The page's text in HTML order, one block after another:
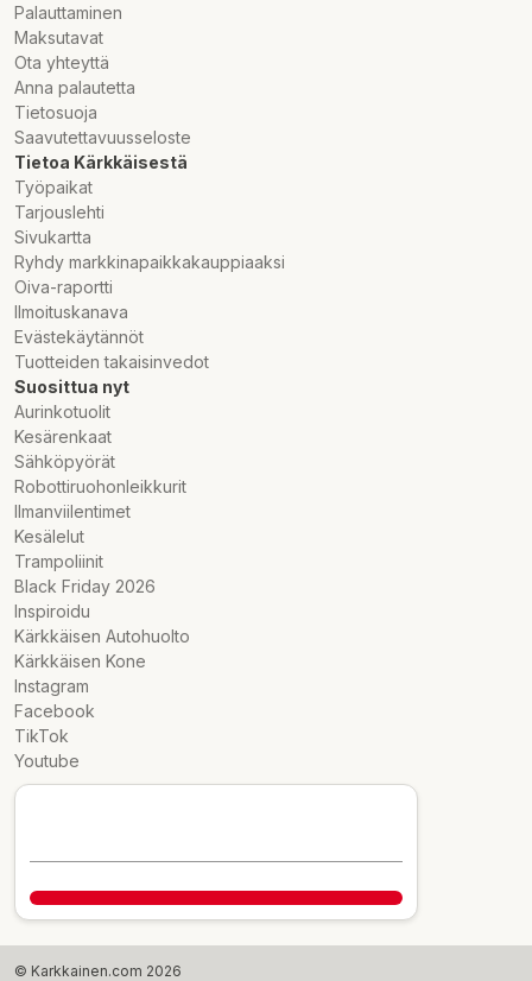
Palauttaminen
Maksutavat
Ota yhteyttä
Anna palautetta
Tietosuoja
Saavutettavuusseloste
Tietoa Kärkkäisestä
Työpaikat
Tarjouslehti
Sivukartta
Ryhdy markkinapaikkakauppiaaksi
Oiva-raportti
Ilmoituskanava
Evästekäytännöt
Tuotteiden takaisinvedot
Suosittua nyt
Aurinkotuolit
Kesärenkaat
Sähköpyörät
Robottiruohonleikkurit
Ilmanviilentimet
Kesälelut
Trampoliinit
Black Friday 2026
Inspiroidu
Kärkkäisen Autohuolto
Kärkkäisen Kone
Instagram
Facebook
TikTok
Youtube
© Karkkainen.com 2026